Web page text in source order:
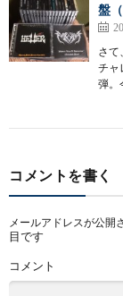
盤
さて
チャ
弾。
コメントを書く
メールアドレスが公開
目です
コメント